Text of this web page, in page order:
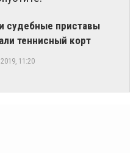
судебные приставы
теннисный корт
11:20